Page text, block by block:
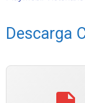
Descarga